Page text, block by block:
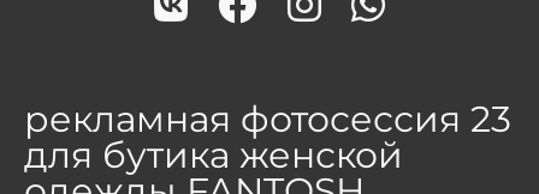
рекламная фотосессия 23
для бутика женской